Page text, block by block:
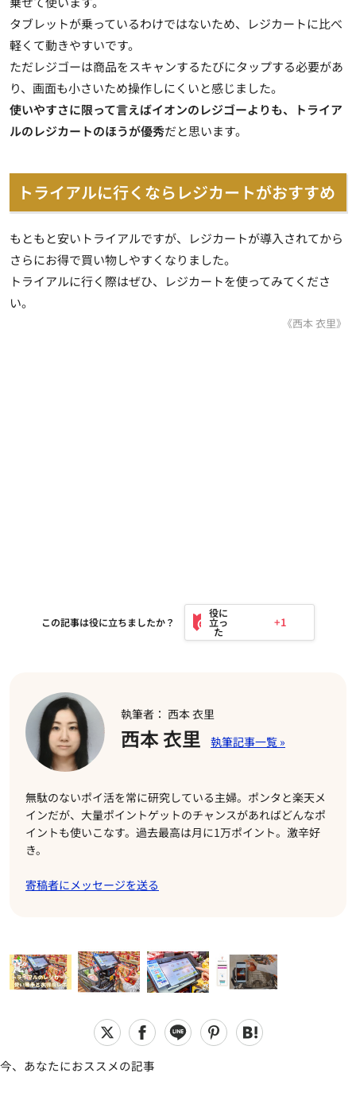
タブレットが乗っているわけではないため、レジカートに比べ
軽くて動きやすいです。
ただレジゴーは商品をスキャンするたびにタップする必要があ
り、画面も小さいため操作しにくいと感じました。
使いやすさに限って言えばイオンのレジゴーよりも、トライア
ルのレジカートのほうが優秀だと思います。
トライアルに行くならレジカートがおすすめ
もともと安いトライアルですが、レジカートが導入されてから
さらにお得で買い物しやすくなりました。
トライアルに行く際はぜひ、レジカートを使ってみてくださ
い。
《西本 衣里》
この記事は役に立ちましたか？ +1
執筆者： 西本 衣里
西本 衣里
無駄のないポイ活を常に研究している主婦。ポンタと楽天メ
インだが、大量ポイントゲットのチャンスがあればどんなポ
イントも使いこなす。過去最高は月に1万ポイント。激辛好
き。
寄稿者にメッセージを送る
今、あなたにおススメの記事